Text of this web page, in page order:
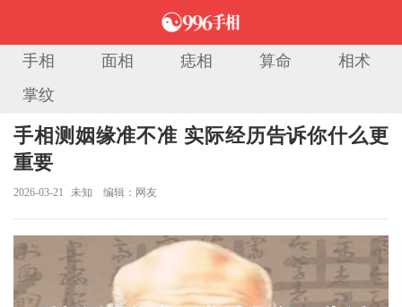
手相 面相 痣相 算命
相术
掌纹
当前位置：
手相测姻缘准不准 实际经历告诉你什么更
重要
2026-03-21 未知 编辑：网友